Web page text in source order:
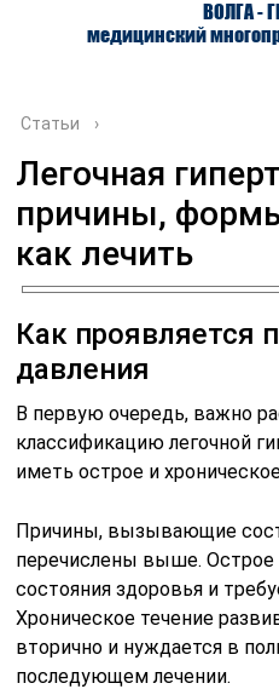
ВОЛГА -
медицинский
О ЦЕНТРЕ
Статьи ›
Легочная
причины,
как лечить
Как проявляется
давления
В первую очередь, важно
классификацию легочной
иметь острое и
Причины, вызывающие
перечислены выше. Острое
состояния здоровья и
Хроническое течение
вторично и нуждается в
последующем лечении.